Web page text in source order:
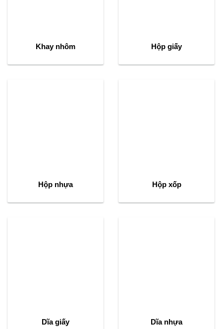
Khay nhôm Hộp giấy
Hộp nhựa Hộp xốp
Dĩa giấy Dĩa nhựa